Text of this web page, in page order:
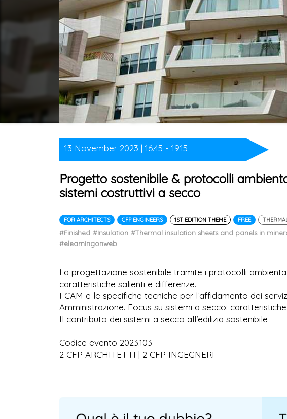
13 November 2023 | 16.45 - 19.15
Progetto sostenibile & protocolli
sistemi costruttivi a secco
FOR ARCHITECTS CFP ENGINEERS 1ST EDITION THEME FREE
#Finished #Insulation #Thermal insulation sheets and panels in
#elearningonweb
La progettazione sostenibile tramite i protocolli
caratteristiche salienti e differenze.
I CAM e le specifiche tecniche per l’affidamento dei
Amministrazione. Focus su sistemi a secco:
Il contributo dei sistemi a secco all’edilizia sostenibile
Codice evento 2023.103
2 CFP ARCHITETTI | 2 CFP INGEGNERI